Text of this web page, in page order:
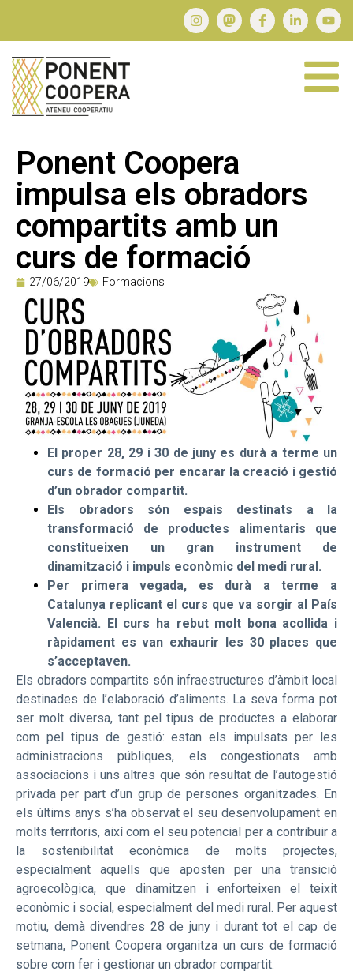
Ponent Coopera
impulsa els obradors
compartits amb un
curs de formació
27/06/2019 Formacions
El proper 28, 29 i 30 de juny es durà a terme un
curs de formació per encarar la creació i gestió
d’un obrador compartit.
Els obradors són espais destinats a la
transformació de productes alimentaris que
constitueixen un gran instrument de
dinamització i impuls econòmic del medi rural.
Per primera vegada, es durà a terme a
Catalunya replicant el curs que va sorgir al País
Valencià. El curs ha rebut molt bona acollida i
ràpidament es van exhaurir les 30 places que
s’acceptaven.
Els obradors compartits són infraestructures d’àmbit local
destinades de l’elaboració d’aliments. La seva forma pot
ser molt diversa, tant pel tipus de productes a elaborar
com pel tipus de gestió: estan els impulsats per les
administracions públiques, els congestionats amb
associacions i uns altres que són resultat de l’autogestió
privada per part d’un grup de persones organitzades. En
els últims anys s’ha observat el seu desenvolupament en
molts territoris, així com el seu potencial per a contribuir a
la sostenibilitat econòmica de molts projectes,
especialment aquells que aposten per una transició
agroecològica, que dinamitzen i enforteixen el teixit
econòmic i social, especialment del medi rural. Per aquest
motiu, demà divendres 28 de juny i durant tot el cap de
setmana, Ponent Coopera organitza un curs de formació
sobre com fer i gestionar un obrador compartit.